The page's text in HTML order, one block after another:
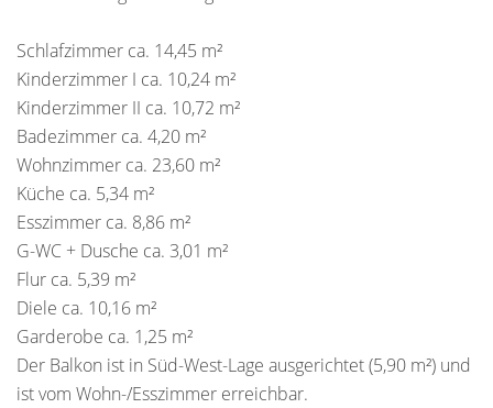
Schlafzimmer ca. 14,45 m²
Kinderzimmer I ca. 10,24 m²
Kinderzimmer II ca. 10,72 m²
Badezimmer ca. 4,20 m²
Wohnzimmer ca. 23,60 m²
Küche ca. 5,34 m²
Esszimmer ca. 8,86 m²
G-WC + Dusche ca. 3,01 m²
Flur ca. 5,39 m²
Diele ca. 10,16 m²
Garderobe ca. 1,25 m²
Der Balkon ist in Süd-West-Lage ausgerichtet (5,90 m²) und
ist vom Wohn-/Esszimmer erreichbar.